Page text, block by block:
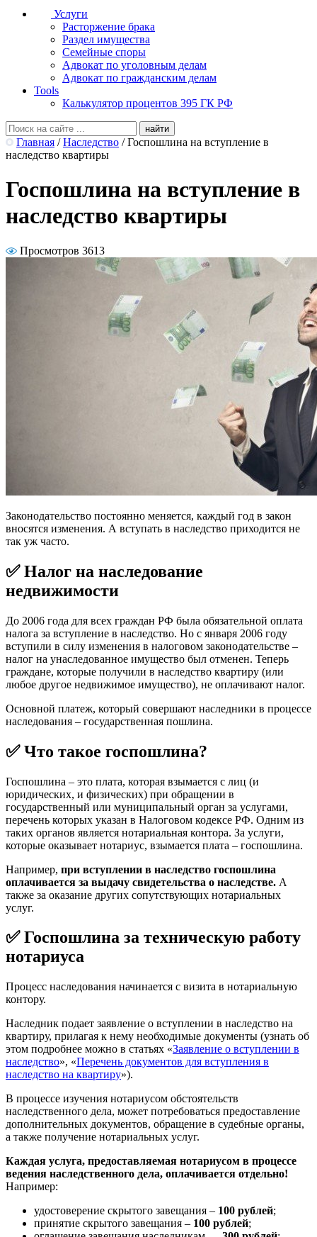
Услуги
Расторжение брака
Раздел имущества
Семейные споры
Адвокат по уголовным делам
Адвокат по гражданским делам
Tools
Калькулятор процентов 395 ГК РФ
Главная / Наследство / Госпошлина на вступление в
наследство квартиры
Госпошлина на вступление в
наследство квартиры
Просмотров 3613
Законодательство постоянно меняется, каждый год в закон
вносятся изменения. А вступать в наследство приходится не
так уж часто.
✅ Налог на наследование
недвижимости
До 2006 года для всех граждан РФ была обязательной оплата
налога за вступление в наследство. Но с января 2006 году
вступили в силу изменения в налоговом законодательстве –
налог на унаследованное имущество был отменен. Теперь
граждане, которые получили в наследство квартиру (или
любое другое недвижимое имущество), не оплачивают налог.
Основной платеж, который совершают наследники в процессе
наследования – государственная пошлина.
✅ Что такое госпошлина?
Госпошлина – это плата, которая взымается с лиц (и
юридических, и физических) при обращении в
государственный или муниципальный орган за услугами,
перечень которых указан в Налоговом кодексе РФ. Одним из
таких органов является нотариальная контора. За услуги,
которые оказывает нотариус, взымается плата – госпошлина.
Например, при вступлении в наследство госпошлина
оплачивается за выдачу свидетельства о наследстве. А
также за оказание других сопутствующих нотариальных
услуг.
✅ Госпошлина за техническую работу
нотариуса
Процесс наследования начинается с визита в нотариальную
контору.
Наследник подает заявление о вступлении в наследство на
квартиру, прилагая к нему необходимые документы (узнать об
этом подробнее можно в статьях «Заявление о вступлении в
наследство», «Перечень документов для вступления в
наследство на квартиру»).
В процессе изучения нотариусом обстоятельств
наследственного дела, может потребоваться предоставление
дополнительных документов, обращение в судебные органы,
а также получение нотариальных услуг.
Каждая услуга, предоставляемая нотариусом в процессе
ведения наследственного дела, оплачивается отдельно!
Например:
удостоверение скрытого завещания – 100 рублей;
принятие скрытого завещания – 100 рублей;